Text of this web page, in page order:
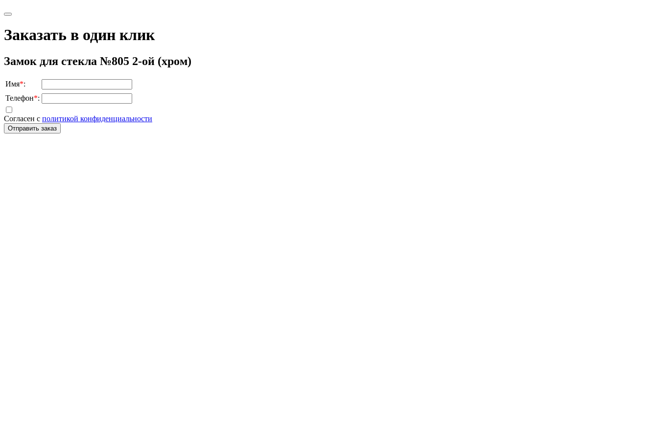
Заказать в один клик
Замок для стекла №805 2-ой (хром)
Имя*:
Телефон*:
Согласен с политикой конфиденциальности
Отправить заказ